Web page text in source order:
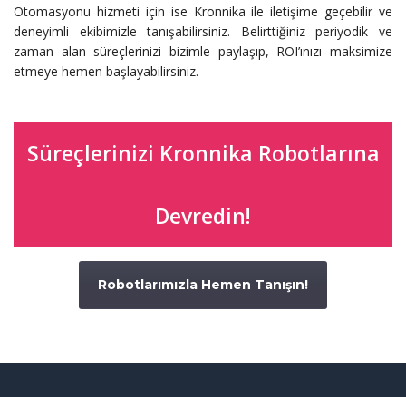
Otomasyonu hizmeti için ise Kronnika ile iletişime geçebilir ve
deneyimli ekibimizle tanışabilirsiniz. Belirttiğiniz periyodik ve
zaman alan süreçlerinizi bizimle paylaşıp, ROI’ınızı maksimize
etmeye hemen başlayabilirsiniz.
Süreçlerinizi Kronnika Robotlarına
Devredin!
Robotlarımızla Hemen Tanışın!